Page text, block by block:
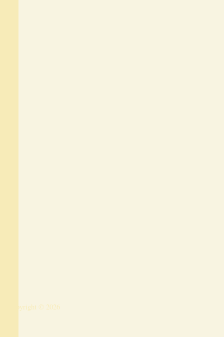
Copyright © 2026